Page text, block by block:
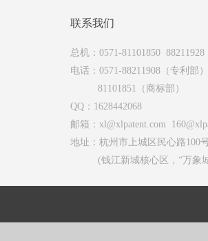
联系我们
总机：0571-81101850
电话：0571-88211908（专利部
81101851（商标部）
QQ：1628442068
邮箱：xl@xlpatent.com
地址：杭州市上城区民心路100
(钱江新城核心区，“万象